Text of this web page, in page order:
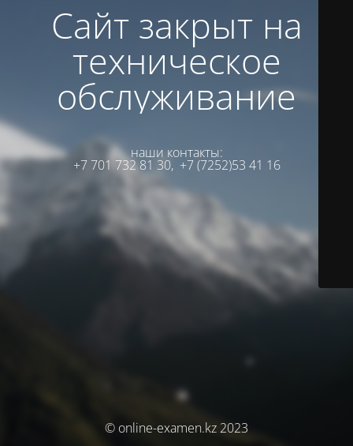
Сайт закрыт на
техническое
обслуживание
наши контакты:
+7 701 732 81 30, +7 (7252)53 41 16
© online-examen.kz 2023